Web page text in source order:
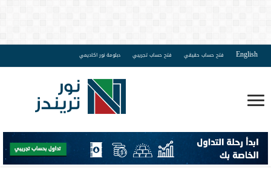
English فتح حساب حقيقي فتح حساب تجريبي دبلومة نور اكاديمي